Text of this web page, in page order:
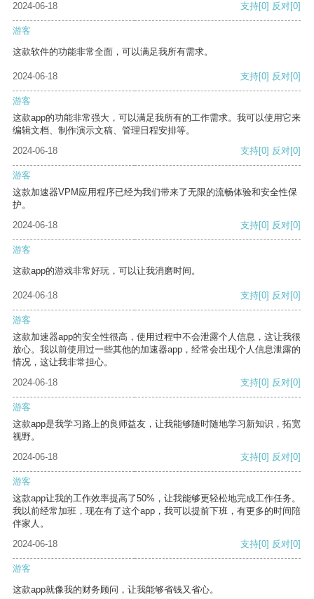
2024-06-18 支持[0] 反对[0]
游客
这款软件的功能非常全面，可以满足我所有需求。
2024-06-18 支持[0] 反对[0]
游客
这款app的功能非常强大，可以满足我所有的工作需求。我可以使用它来
编辑文档、制作演示文稿、管理日程安排等。
2024-06-18
支持[0] 反对[0]
游客
这款加速器VPM应用程序已经为我们带来了无限的流畅体验和安全性保
护。
2024-06-18
支持[0] 反对[0]
游客
这款app的游戏非常好玩，可以让我消磨时间。
2024-06-18 支持[0] 反对[0]
游客
这款加速器app的安全性很高，使用过程中不会泄露个人信息，这让我很
放心。我以前使用过一些其他的加速器app，经常会出现个人信息泄露的
情况，这让我非常担心。
2024-06-18
支持[0] 反对[0]
游客
这款app是我学习路上的良师益友，让我能够随时随地学习新知识，拓宽
视野。
2024-06-18
支持[0] 反对[0]
游客
这款app让我的工作效率提高了50%，让我能够更轻松地完成工作任务。
我以前经常加班，现在有了这个app，我可以提前下班，有更多的时间陪
伴家人。
2024-06-18
支持[0] 反对[0]
游客
这款app就像我的财务顾问，让我能够省钱又省心。